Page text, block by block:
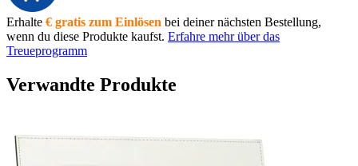
Erhalte € gratis zum Einlösen bei deiner nächsten Bestellung,
wenn du diese Produkte kaufst. Erfahre mehr über das
Treueprogramm
Verwandte Produkte